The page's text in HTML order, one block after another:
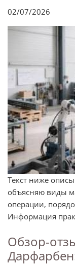
02/07/2026
Текст ниже
объясняю виды
операции,
Информация
Обзор-